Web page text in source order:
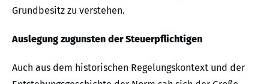
Grundbesitz zu verstehen.
Auslegung zugunsten der Steuerpflichtigen
Auch aus dem historischen Regelungskontext und der